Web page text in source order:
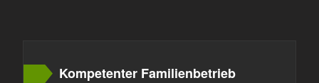
Kompetenter Familienbetrieb